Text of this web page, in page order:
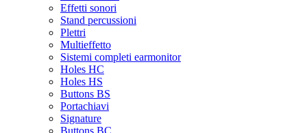
Effetti sonori
Stand percussioni
Plettri
Multieffetto
Sistemi completi earmonitor
Holes HC
Holes HS
Buttons BS
Portachiavi
Signature
Buttons BC